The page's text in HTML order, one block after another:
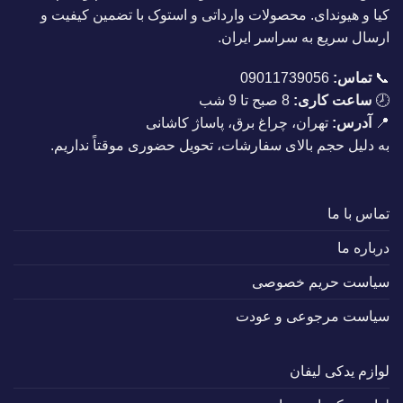
کیا و هیوندای. محصولات وارداتی و استوک با تضمین کیفیت و
ارسال سریع به سراسر ایران.
📞تماس: 09011739056
🕗 ساعت کاری:
📍
آدرس: تهران، چراغ برق، پاساژ کاشانی
به دلیل حجم بالای سفارشات، تحویل حضوری موقتاً نداریم.
تماس با ما
درباره ما
سیاست حریم خصوصی
سیاست مرجوعی و عودت
لوازم یدکی لیفان